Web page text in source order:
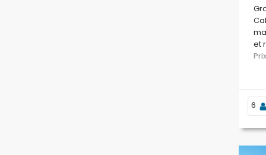
et
6